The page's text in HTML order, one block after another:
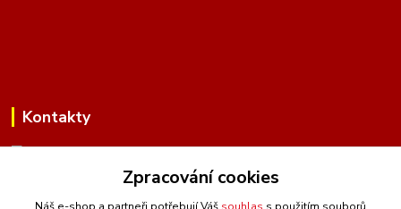
Kontakty
(Po-Pá, 10 - 16 hod.)
Zpracování cookies